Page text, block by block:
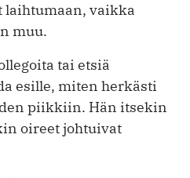
laihtumaan, vaikka
muu.
tai etsiä
esille, miten herkästi
piikkiin. Hän itsekin
oireet johtuivat